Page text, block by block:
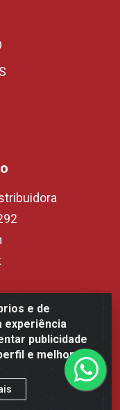
e de
experiência
publicidade
e melhorar a
- Avenida Tomaz
- CEP 60.863-254-
75